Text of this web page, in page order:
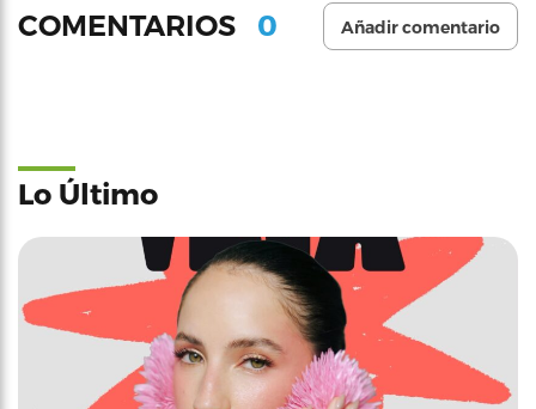
COMENTARIOS 0 Añadir comentario
Lo Último